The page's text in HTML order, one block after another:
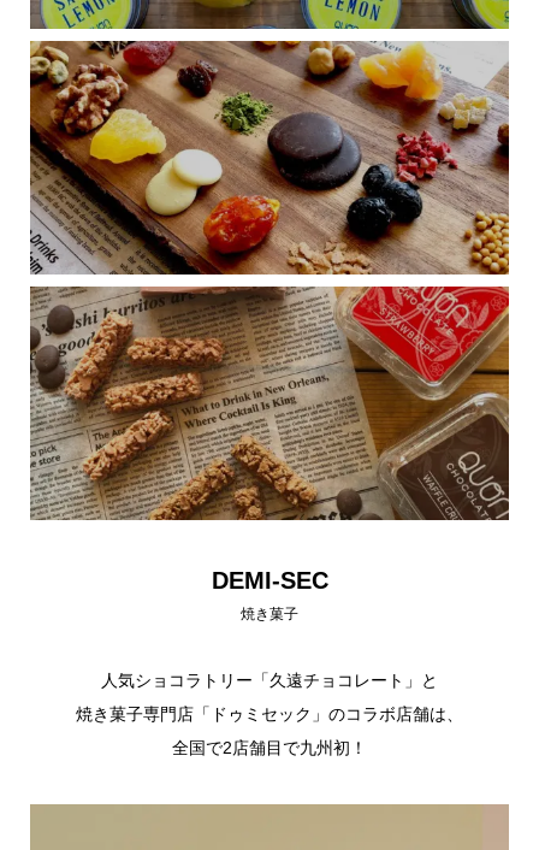
DEMI-SEC
焼き菓子
人気ショコラトリー「久遠チョコレート」と
焼き菓子専門店「ドゥミセック」のコラボ店舗は、
全国で2店舗目で九州初！